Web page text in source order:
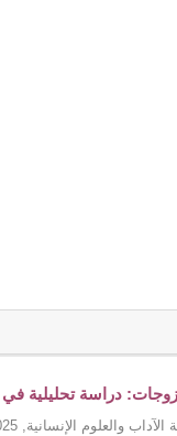
دراسة تحليلية في
والعلوم الإنسانية,